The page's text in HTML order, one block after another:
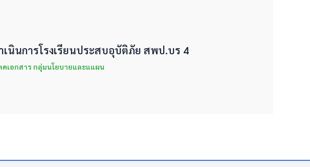
เนินการโรงเรียนประสบอุบัติภัย สพป.บร 4
ดเอกสาร กลุ่มนโยบายและแแผน